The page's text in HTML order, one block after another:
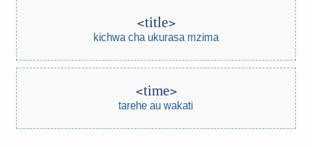
title
kichwa cha ukurasa mzima
time
tarehe au wakati